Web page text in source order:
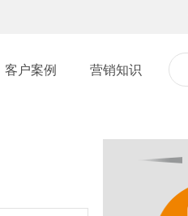
客户案例 营销知识